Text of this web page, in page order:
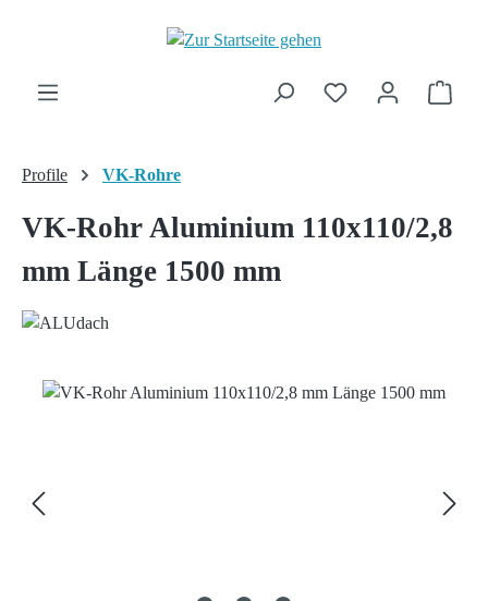
Zum Hauptinhalt springen
Profile VK-Rohre
VK-Rohr Aluminium 110x110/2,8
mm Länge 1500 mm
Bildergalerie überspringen